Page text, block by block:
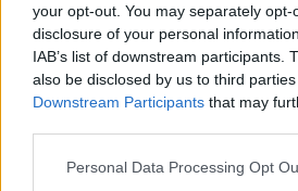
your opt-out. You may separately
disclosure of your personal
IAB’s list of downstream participants.
also be disclosed by us to third
Downstream Participants that may
Personal Data Processing Opt